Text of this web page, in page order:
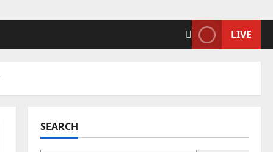
LIVE
SEARCH